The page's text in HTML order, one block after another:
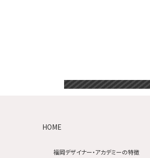
HOME
福岡デザイナー・アカデミーの特徴